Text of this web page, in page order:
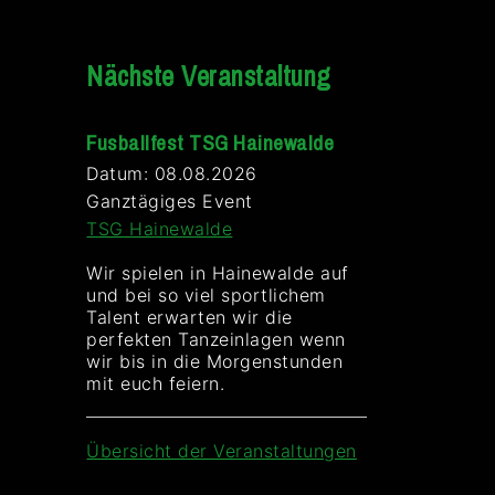
Nächste Veranstaltung
Fusballfest TSG Hainewalde
Datum: 08.08.2026
Ganztägiges Event
TSG Hainewalde
Wir spielen in Hainewalde auf
und bei so viel sportlichem
Talent erwarten wir die
perfekten Tanzeinlagen wenn
wir bis in die Morgenstunden
mit euch feiern.
Übersicht der Veranstaltungen